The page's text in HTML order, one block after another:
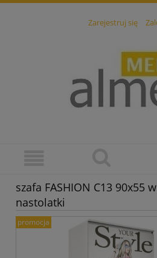
Zarejestruj się
szafa FASHION C13 90x55
nastolatki
promocja